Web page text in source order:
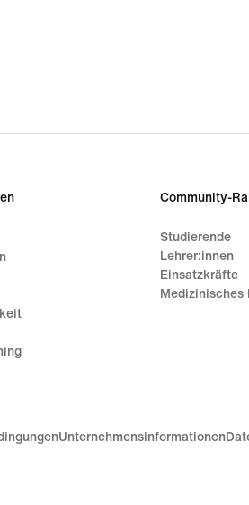
Community-
Studierende
Lehrer:innen
Einsatzkräfte
Medizinisches
Unternehmensinformationen